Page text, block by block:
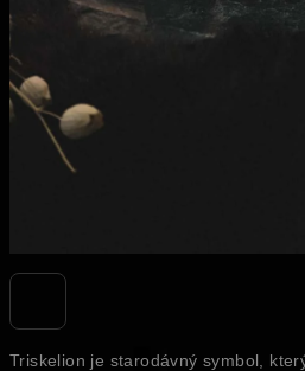
Triskelion je starodávný symbol,